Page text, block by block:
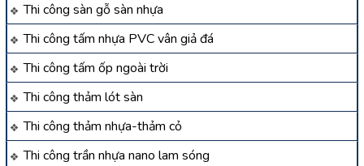
Thi công sàn gỗ sàn nhựa
Thi công tấm nhựa PVC vân giả đá
Thi công tấm ốp ngoài trời
Thi công thảm lót sàn
Thi công thảm nhựa-thảm cỏ
Thi công trần nhựa nano lam sóng